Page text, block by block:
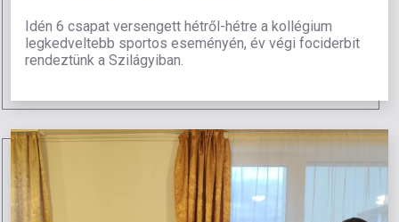
Idén 6 csapat versengett hétről-hétre a kollégium
legkedveltebb sportos eseményén, év végi fociderbit
rendeztünk a Szilágyiban.